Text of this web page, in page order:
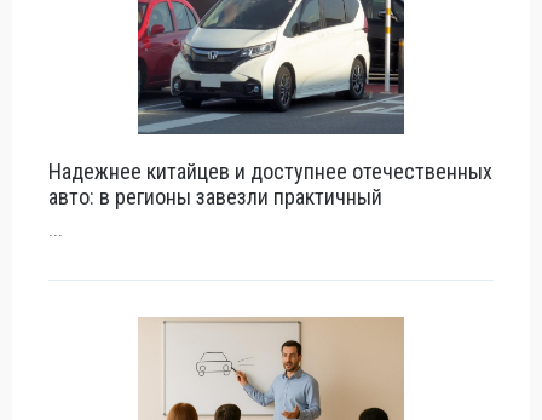
Надежнее китайцев и доступнее отечественных
авто: в регионы завезли практичный